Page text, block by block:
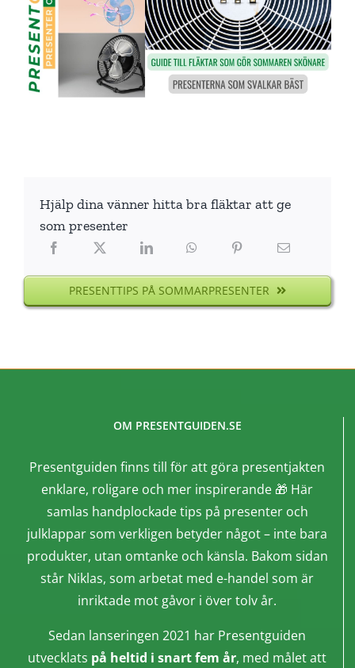
Hjälp dina vänner hitta bra fläktar att ge
som presenter
PRESENTTIPS PÅ SOMMARPRESENTER
OM PRESENTGUIDEN.SE
Presentguiden finns till för att göra presentjakten
enklare, roligare och mer inspirerande 🎁 Här
samlas handplockade tips på presenter och
julklappar som verkligen betyder något – inte bara
produkter, utan omtanke och känsla. Bakom sidan
står Niklas, som arbetat med e-handel som är
inriktade mot gåvor i över tolv år.
Sedan lanseringen 2021 har Presentguiden
utvecklats på heltid i snart fem år, med målet att